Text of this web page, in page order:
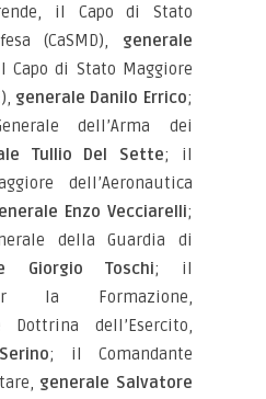
il Capo di Stato
(CaSMD), generale
Capo di Stato Maggiore
generale Danilo Errico;
dell’Arma dei
Tullio Del Sette; il
dell’Aeronautica
Enzo Vecciarelli;
della Guardia di
Giorgio Toschi; il
la Formazione,
Dottrina dell’Esercito,
; il Comandante
generale Salvatore